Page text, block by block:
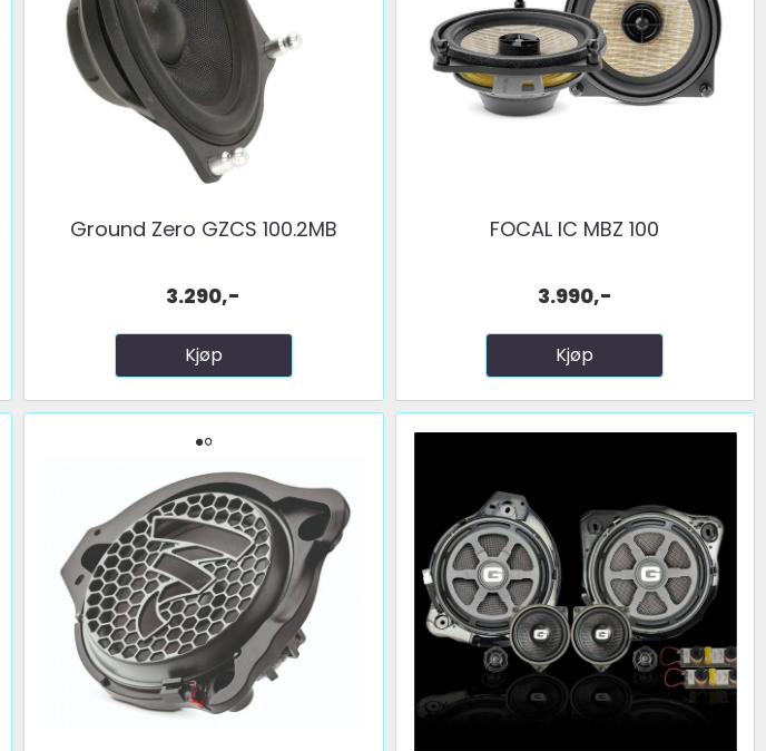
Ground Zero GZCS 100.2MB
3.290,-
Kjøp
FOCAL IC MBZ 100
3.990,-
Kjøp